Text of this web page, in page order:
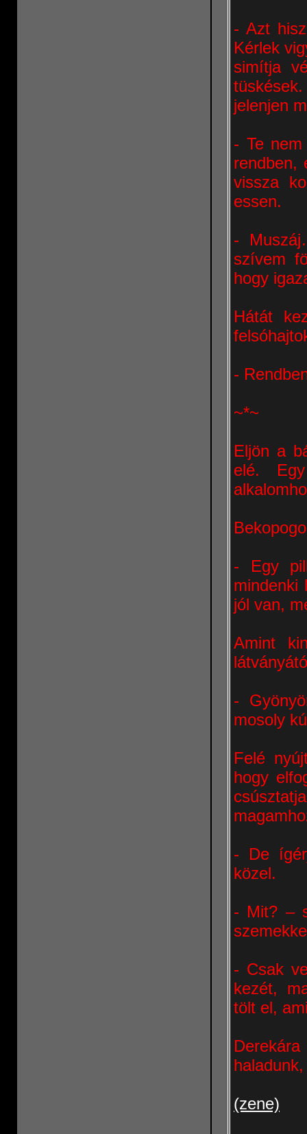
- Azt
Kérlek
simítja
jelenjen
- Te
rendben,
vissza
essen.
-
szívem
hogy
Hátát
-
~*~
Eljön a
elé.
- Egy
mindenki
jól van,
Amint
-
mosoly
Felé
hogy
- De
közel.
- Mit? –
- Csak
kezét,
tölt el,
(zene)